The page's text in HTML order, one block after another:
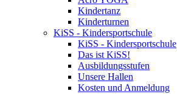
Kindertanz
Kinderturnen
KiSS - Kindersportschule
KiSS - Kindersportschule
Das ist KiSS!
Ausbildungsstufen
Unsere Hallen
Kosten und Anmeldung